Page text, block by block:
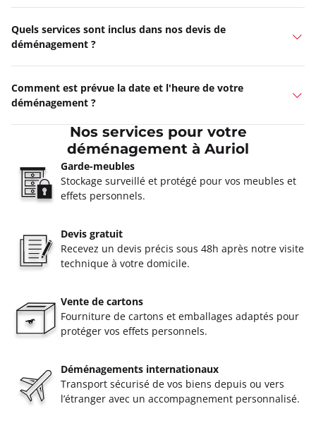
Quels services sont inclus dans nos devis de
déménagement ?
Comment est prévue la date et l'heure de votre
déménagement ?
Nos services pour votre
déménagement à Auriol
Garde-meubles
Stockage surveillé et protégé pour vos meubles et
effets personnels.
Devis gratuit
Recevez un devis précis sous 48h après notre visite
technique à votre domicile.
Vente de cartons
Fourniture de cartons et emballages adaptés pour
protéger vos effets personnels.
Déménagements internationaux
Transport sécurisé de vos biens depuis ou vers
l’étranger avec un accompagnement personnalisé.